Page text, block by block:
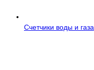
Счетчики воды и газа